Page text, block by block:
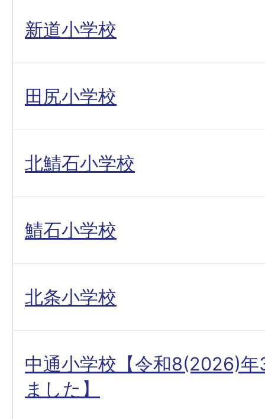
新道小学校
田尻小学校
北鯖石小学校
鯖石小学校
北条小学校
中通小学校【令和8(2026)
ました】